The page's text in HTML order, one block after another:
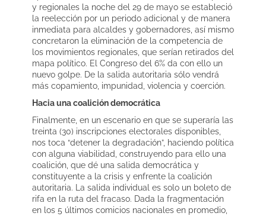
y regionales la noche del 29 de mayo se estableció
la reelección por un periodo adicional y de manera
inmediata para alcaldes y gobernadores, así mismo
concretaron la eliminación de la competencia de
los movimientos regionales, que serían retirados del
mapa político. El Congreso del 6% da con ello un
nuevo golpe. De la salida autoritaria sólo vendrá
más copamiento, impunidad, violencia y coerción.
Hacia una coalición democrática
Finalmente, en un escenario en que se superaría las
treinta (30) inscripciones electorales disponibles,
nos toca “detener la degradación”, haciendo política
con alguna viabilidad, construyendo para ello una
coalición, que dé una salida democrática y
constituyente a la crisis y enfrente la coalición
autoritaria. La salida individual es solo un boleto de
rifa en la ruta del fracaso. Dada la fragmentación
en los 5 últimos comicios nacionales en promedio,